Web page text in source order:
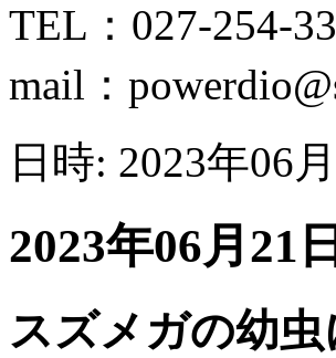
TEL：027-254-
mail：
日時: 2023年06
2023年06月21日
スズメガの幼